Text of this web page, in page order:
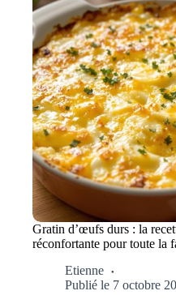
Gratin d’œufs durs : la
réconfortante pour toute la
Etienne
Publié le 7 octobre